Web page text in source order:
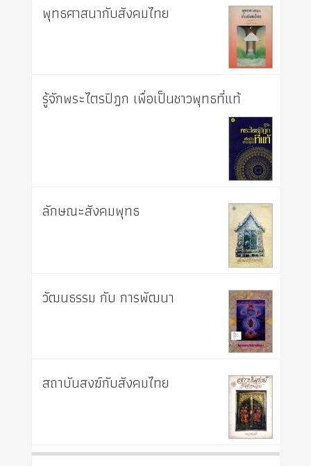
พุทธศาสนากับสังคมไทย
รู้จักพระไตรปิฎก เพื่อเป็นชาวพุทธที่แท้
ลักษณะสังคมพุทธ
วัฒนธรรม กับ การพัฒนา
สถาบันสงฆ์กับสังคมไทย